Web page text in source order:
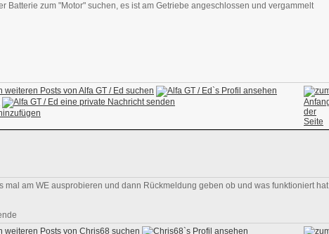
Batterie zum "Motor" suchen, es ist am Getriebe angeschlossen und vergammelt
mal am WE ausprobieren und dann Rückmeldung geben ob und was funktioniert hat